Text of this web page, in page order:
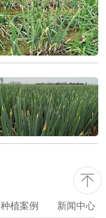
种植案例 新闻中心